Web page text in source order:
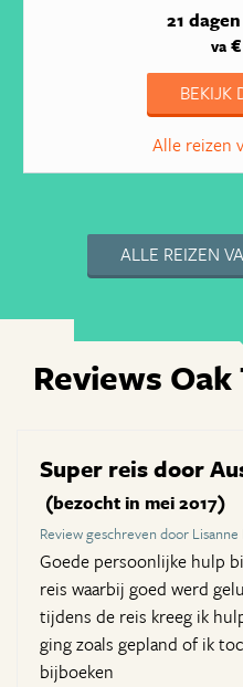
21 dagen
va€
BEKIJK
Alle reizen
ALLE REIZEN
Reviews Oak
Super reis door
(bezocht in mei 2017)
Review geschreven door
Goede persoonlijke hulp
reis waarbij goed werd
tijdens de reis kreeg ik
ging zoals gepland of ik
bijboeken